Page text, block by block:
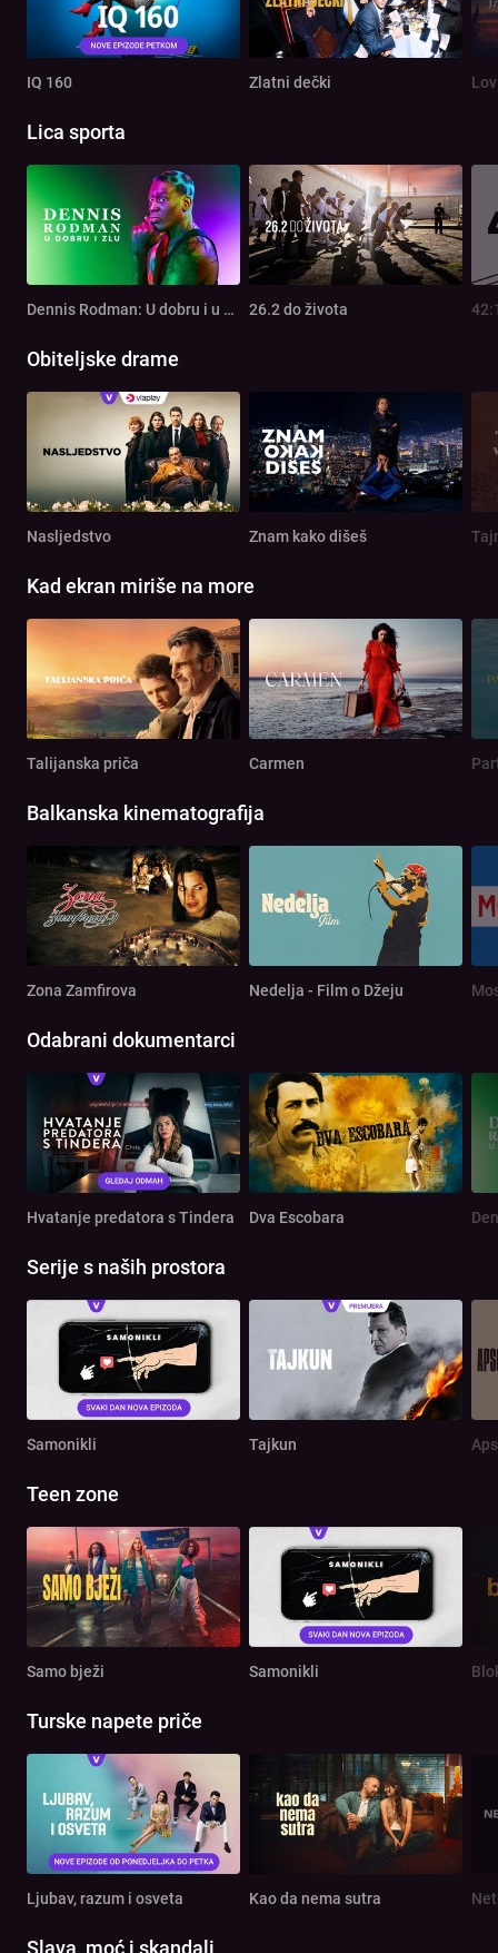
IQ 160 Zlatni dečki
Lica sporta
Dennis Rodman: U dobru i u zlu 26.2 do života
Obiteljske drame
Nasljedstvo Znam kako dišeš
Kad ekran miriše na more
Talijanska priča Carmen
Balkanska kinematografija
Zona Zamfirova Nedelja - Film o Džeju
Odabrani dokumentarci
Hvatanje predatora s Tindera Dva Escobara
Serije s naših prostora
Samonikli Tajkun
Teen zone
Samo bježi Samonikli
Turske napete priče
Ljubav, razum i osveta Kao da nema sutra
Slava, moć i skandali